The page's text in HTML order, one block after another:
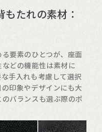
たれの素材：
要素のひとつが、座面
どの機能性は素材に
手入れも考慮して選択
印象やデザインにも大
バランスも選ぶ際のポ